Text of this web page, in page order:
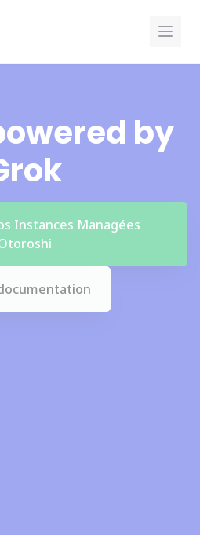
by
Instances Managées